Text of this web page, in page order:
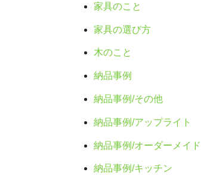
家具のこと
家具の選び方
木のこと
納品事例
納品事例/その他
納品事例/アップライト
納品事例/オーダーメイド
納品事例/キッチン